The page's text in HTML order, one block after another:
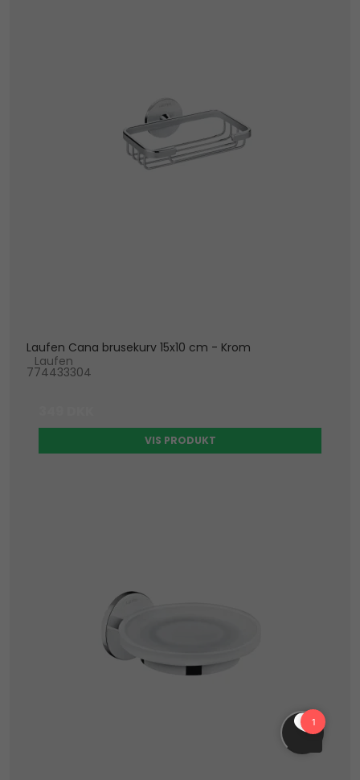
Laufen Cana brusekurv 15x10 cm - Krom
Laufen
774433304
VIS PRODUKT